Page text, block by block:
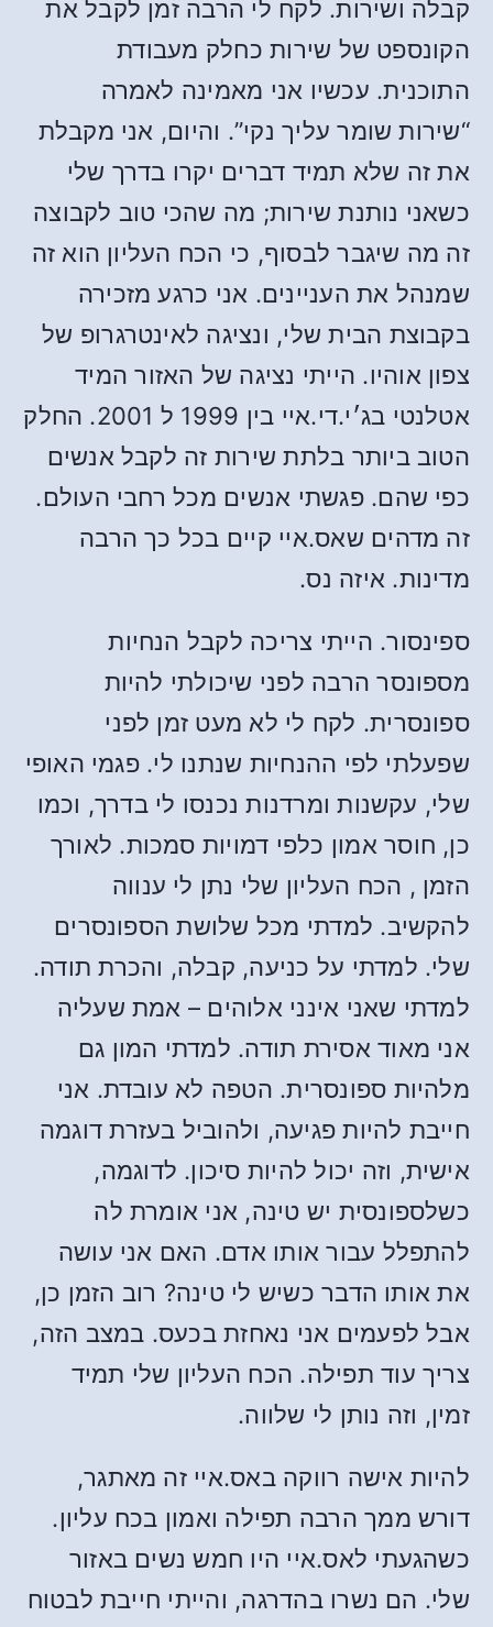
קבלה ושירות. לקח לי הרבה זמן לקבל את
הקונספט של שירות כחלק מעבודת
התוכנית. עכשיו אני מאמינה לאמרה
“שירות שומר עליך נקי”. והיום, אני מקבלת
את זה שלא תמיד דברים יקרו בדרך שלי
כשאני נותנת שירות; מה שהכי טוב לקבוצה
זה מה שיגבר לבסוף, כי הכח העליון הוא זה
שמנהל את העניינים. אני כרגע מזכירה
בקבוצת הבית שלי, ונציגה לאינטרגרופ של
צפון אוהיו. הייתי נציגה של האזור המיד
אטלנטי בג׳י.די.איי בין 1999 ל 2001. החלק
הטוב ביותר בלתת שירות זה לקבל אנשים
כפי שהם. פגשתי אנשים מכל רחבי העולם.
זה מדהים שאס.איי קיים בכל כך הרבה
מדינות. איזה נס.
ספינסור. הייתי צריכה לקבל הנחיות
מספונסר הרבה לפני שיכולתי להיות
ספונסרית. לקח לי לא מעט זמן לפני
שפעלתי לפי ההנחיות שנתנו לי. פגמי האופי
שלי, עקשנות ומרדנות נכנסו לי בדרך, וכמו
כן, חוסר אמון כלפי דמויות סמכות. לאורך
הזמן , הכח העליון שלי נתן לי ענווה
להקשיב. למדתי מכל שלושת הספונסרים
שלי. למדתי על כניעה, קבלה, והכרת תודה.
למדתי שאני אינני אלוהים – אמת שעליה
אני מאוד אסירת תודה. למדתי המון גם
מלהיות ספונסרית. הטפה לא עובדת. אני
חייבת להיות פגיעה, ולהוביל בעזרת דוגמה
אישית, וזה יכול להיות סיכון. לדוגמה,
כשלספונסית יש טינה, אני אומרת לה
להתפלל עבור אותו אדם. האם אני עושה
את אותו הדבר כשיש לי טינה? רוב הזמן כן,
אבל לפעמים אני נאחזת בכעס. במצב הזה,
צריך עוד תפילה. הכח העליון שלי תמיד
זמין, וזה נותן לי שלווה.
להיות אישה רווקה באס.איי זה מאתגר,
דורש ממך הרבה תפילה ואמון בכח עליון.
כשהגעתי לאס.איי היו חמש נשים באזור
שלי. הם נשרו בהדרגה, והייתי חייבת לבטוח